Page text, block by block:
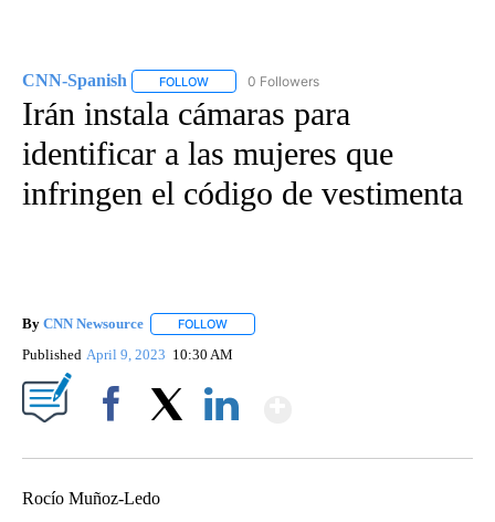
CNN-Spanish FOLLOW FOLLOW "CNN-SPANISH" TO RECEIVE
0 Followers
Irán instala cámaras para
identificar a las mujeres que
infringen el código de vestimenta
By CNN Newsource FOLLOW
Published April 9, 2023 10:30 AM
Rocío Muñoz-Ledo